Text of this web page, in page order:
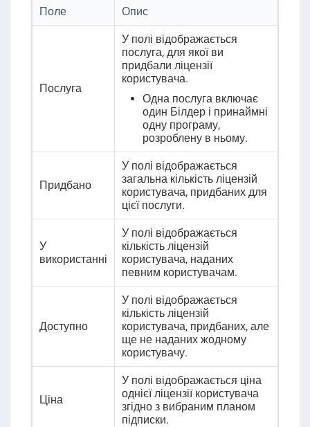
Поле Опис
Послуга
У полі відображається
послуга, для якої ви
придбали ліцензії
користувача.
Одна послуга включає
один Білдер і принаймні
одну програму,
розроблену в ньому.
Придбано
У полі відображається
загальна кількість ліцензій
користувача, придбаних для
цієї послуги.
У
використанні
У полі відображається
кількість ліцензій
користувача, наданих
певним користувачам.
Доступно
У полі відображається
кількість ліцензій
користувача, придбаних, але
ще не наданих жодному
користувачу.
Ціна
У полі відображається ціна
однієї ліцензії користувача
згідно з вибраним планом
підписки.